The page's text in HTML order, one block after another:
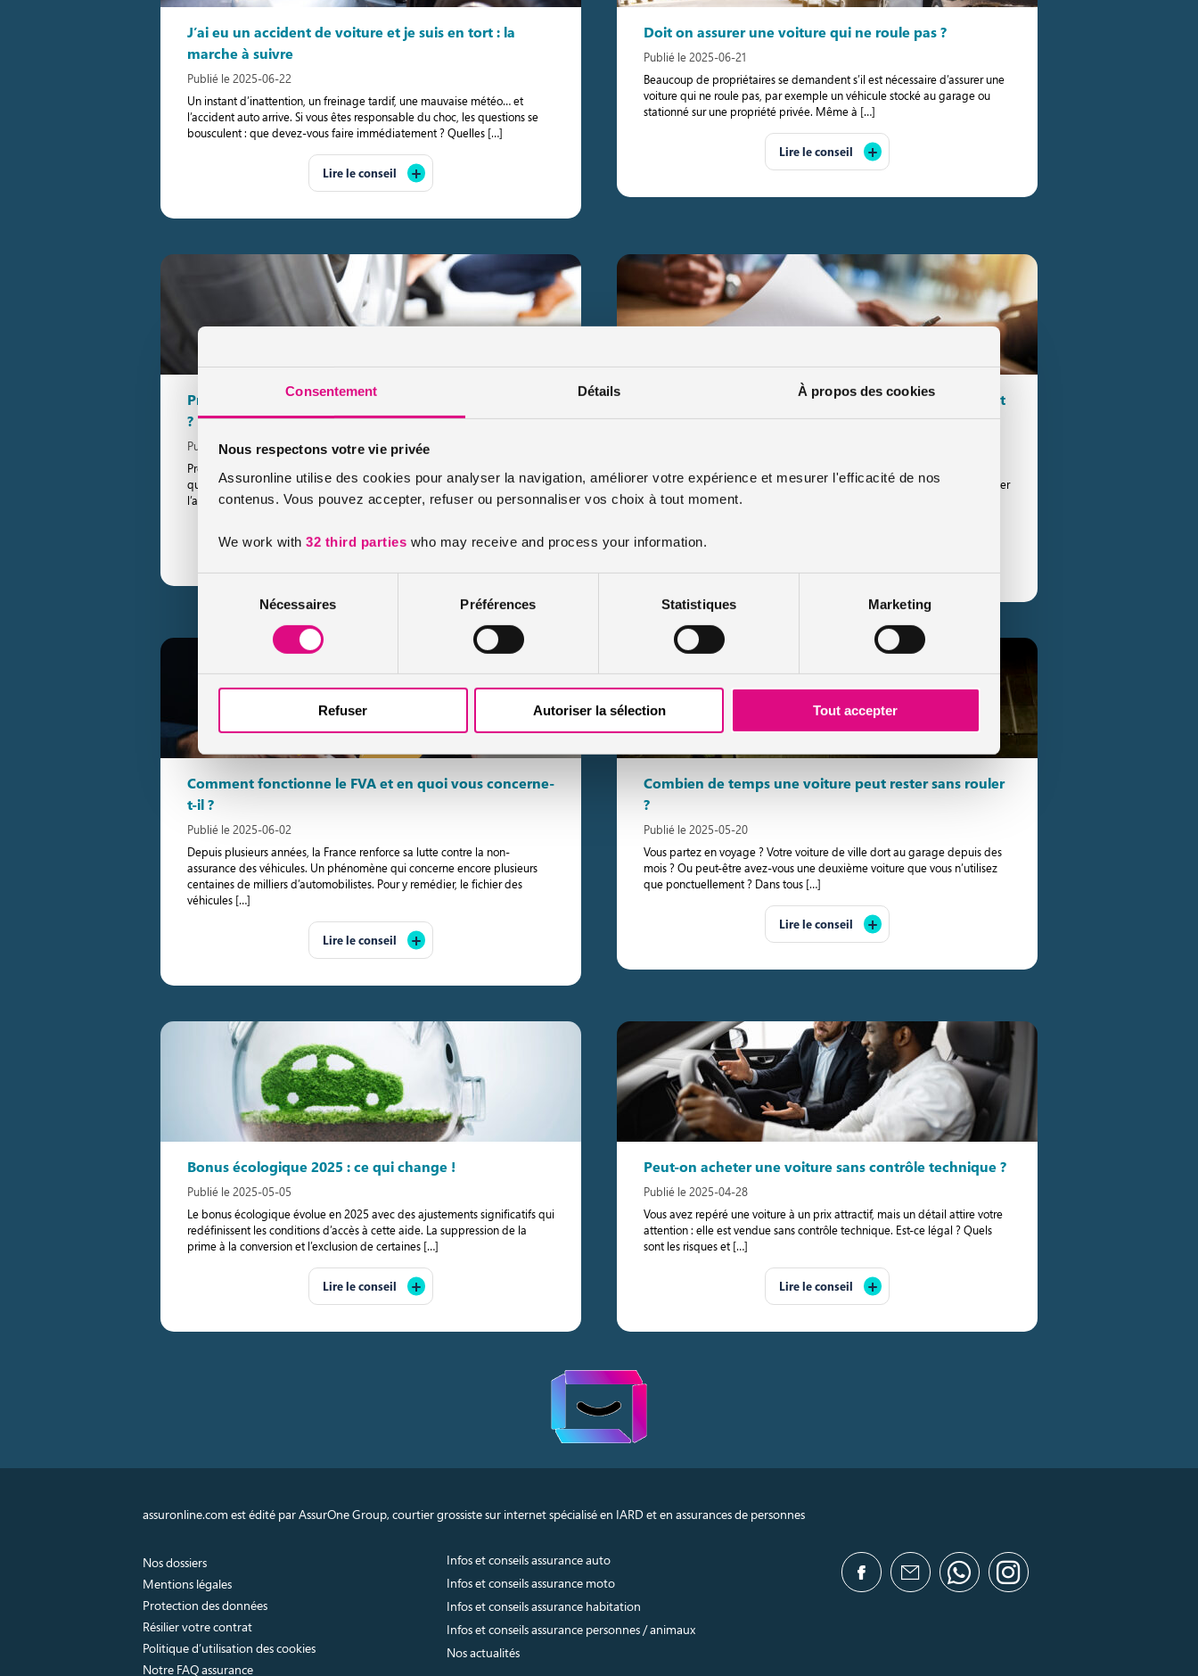
Consentement Détails À propos des cookies
Nous respectons votre vie privée
Assuronline utilise des cookies pour analyser la navigation, améliorer votre expérience et mesurer l'efficacité de nos
contenus. Vous pouvez accepter, refuser ou personnaliser vos choix à tout moment.
We work with 32 third parties who may receive and process your information.
Sélection
consentement
Nécessaires Préférences Statistiques Marketing
Refuser Autoriser la sélection Tout accepter
J’ai eu un accident de voiture et je suis en tort : la
marche à suivre
Publié le 2025-06-22
Un instant d’inattention, un freinage tardif, une mauvaise météo… et
l’accident auto arrive. Si vous êtes responsable du choc, les questions se
bousculent : que devez-vous faire immédiatement ? Quelles […]
Lire le conseil
Doit on assurer une voiture qui ne roule pas ?
Publié le 2025-06-21
Beaucoup de propriétaires se demandent s’il est nécessaire d’assurer une
voiture qui ne roule pas, par exemple un véhicule stocké au garage ou
stationné sur une propriété privée. Même à […]
Lire le conseil
Pneu crevé : quelle prise en charge de l’assurance auto
?
Publié le 2025-06-19
Pression trop basse, objet tranchant sur la chaussée, charge trop lourde…
quel que soit la cause d’un pneu crevé, la question est la même :
l’assurance auto prend-elle en charge […]
Lire le conseil
Relevé d’information auto : à quoi ça sert et comment
l’obtenir ?
Souvent comparé au curriculum du conducteur, le relevé d’information
assurance auto est un document incontournable lorsqu’il s’agit de changer
d’assurance ou justifier son historique de conduite. Il permet aux
Comment fonctionne le FVA et en quoi vous concerne-
t-il ?
Publié le 2025-06-02
Depuis plusieurs années, la France renforce sa lutte contre la non-
assurance des véhicules. Un phénomène qui concerne encore plusieurs
centaines de milliers d’automobilistes. Pour y remédier, le fichier des
véhicules […]
Lire le conseil
Combien de temps une voiture peut rester sans rouler
?
Publié le 2025-05-20
Vous partez en voyage ? Votre voiture de ville dort au garage depuis des
mois ? Ou peut-être avez-vous une deuxième voiture que vous n’utilisez
que ponctuellement ? Dans tous […]
Lire le conseil
Bonus écologique 2025 : ce qui change !
Publié le 2025-05-05
Le bonus écologique évolue en 2025 avec des ajustements significatifs qui
redéfinissent les conditions d’accès à cette aide. La suppression de la
prime à la conversion et l’exclusion de certaines […]
Lire le conseil
Peut-on acheter une voiture sans contrôle technique ?
Publié le 2025-04-28
Vous avez repéré une voiture à un prix attractif, mais un détail attire votre
attention : elle est vendue sans contrôle technique. Est-ce légal ? Quels
sont les risques et […]
Lire le conseil
assuronline.com est édité par AssurOne Group, courtier grossiste sur internet spécialisé en IARD et en assurances de personnes
Nos dossiers
Mentions légales
Protection des données
Résilier votre contrat
Politique d’utilisation des cookies
Notre FAQ assurance
Infos et conseils assurance auto
Infos et conseils assurance moto
Infos et conseils assurance habitation
Infos et conseils assurance personnes / animaux
Nos actualités